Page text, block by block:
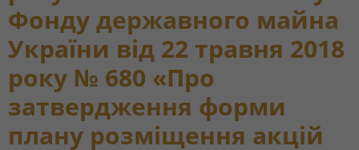
Фонду державного майна
України від 22 травня 2018
року № 680 «Про
затвердження форми
плану розміщення акцій